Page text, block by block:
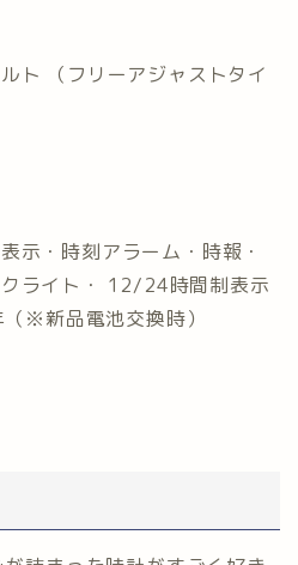
ト （フリーアジャストタイ
示・時刻アラーム・時報・
ライト・ 12/24時間制表示
※新品電池交換時）